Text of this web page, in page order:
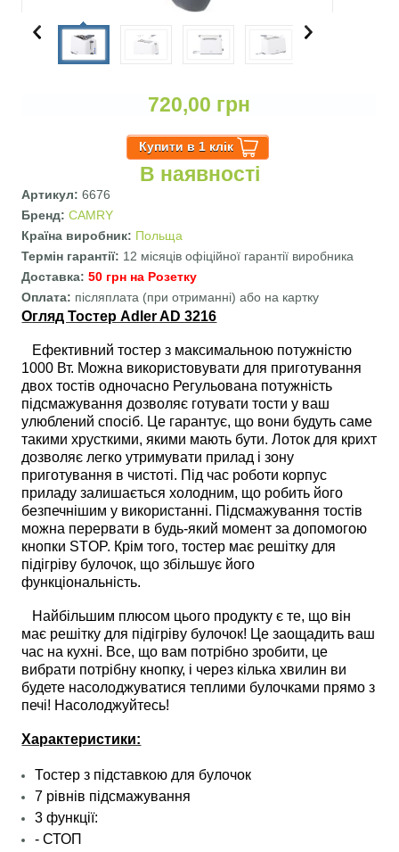
720,00 грн
В наявності
Артикул:6676
Бренд:CAMRY
Країна виробник: Польща
Термін гарантії: 12 місяців офіційної гарантії виробника
Доставка:50 грн на Розетку
Оплата: післяплата (при отриманні) або на картку
Огляд Тостер Adler AD 3216
Ефективний тостер з максимальною потужністю
1000 Вт. Можна використовувати для приготування
двох тостів одночасно Регульована потужність
підсмажування дозволяє готувати тости у ваш
улюблений спосіб. Це гарантує, що вони будуть саме
такими хрусткими, якими мають бути. Лоток для крихт
дозволяє легко утримувати прилад і зону
приготування в чистоті. Під час роботи корпус
приладу залишається холодним, що робить його
безпечнішим у використанні. Підсмажування тостів
можна перервати в будь-який момент за допомогою
кнопки STOP. Крім того, тостер має решітку для
підігріву булочок, що збільшує його
функціональність.
Найбільшим плюсом цього продукту є те, що він
має решітку для підігріву булочок! Це заощадить ваш
час на кухні. Все, що вам потрібно зробити, це
вибрати потрібну кнопку, і через кілька хвилин ви
будете насолоджуватися теплими булочками прямо з
печі! Насолоджуйтесь!
Характеристики:
Тостер з підставкою для булочок
7 рівнів підсмажування
3 функції:
- СТОП